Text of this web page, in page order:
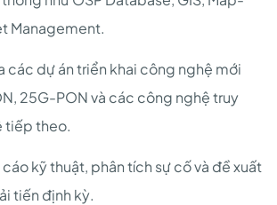
Management.
các dự án triển khai công nghệ mới
25G-PON và các công nghệ truy
tiếp theo.
kỹ thuật, phân tích sự cố và đề xuất
tiến định kỳ.